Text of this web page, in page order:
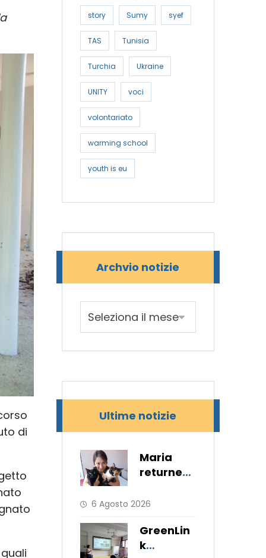
di
story Sumy syef
TAS Tunisia
Turchia Ukraine
UNITY voci
volontariato
warming school
youth is eu
Archvio notizie
Ultime notizie
Maria
returned
hometow
months
6 Agosto 2026
GreenLin
k